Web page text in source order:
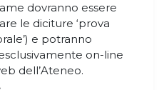
dovranno essere
le diciture ‘prova
e potranno
on-line
dell’Ateneo.